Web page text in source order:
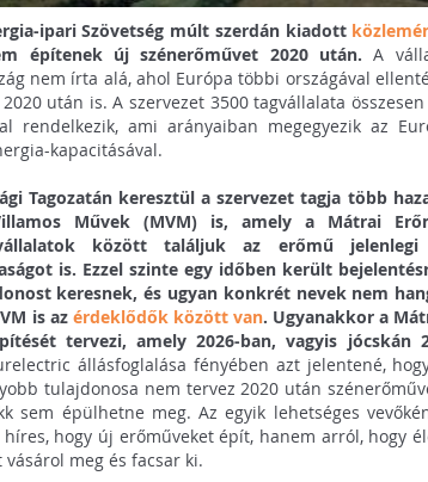
ipari Szövetség múlt szerdán kiadott
építenek új szénerőművet 2020 után.A
nem írta alá, ahol Európa többi országával
után is. A szervezet 3500 tagvállalata összesen
rendelkezik, ami arányaiban megegyezik az
kapacitásával.
Tagozatán keresztül a szervezet tagja több
Művek (MVM) is, amely a Mátrai
között találjuk az erőmű jelenlegi
is. Ezzel szinte egy időben került
keresnek, és ugyan konkrét nevek nem
is az érdeklődők között van. Ugyanakkor a
tervezi, amely 2026-ban, vagyis jócskán
állásfoglalása fényében azt jelentené,
tulajdonosa nem tervez 2020 után
sem épülhetne meg. Az egyik lehetséges
hogy új erőműveket épít, hanem arról, hogy
meg és facsar ki.